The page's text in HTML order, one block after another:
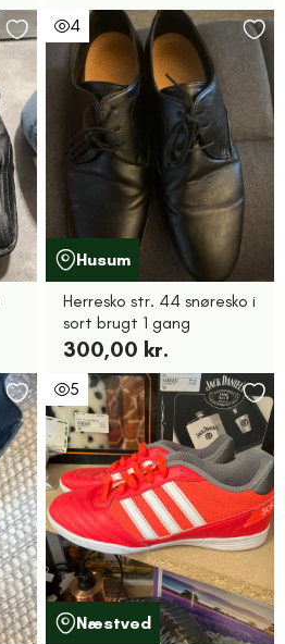
4
Husum
Herresko str. 44 snøresko i
sort brugt 1 gang
300,00 kr.
5
Næstved